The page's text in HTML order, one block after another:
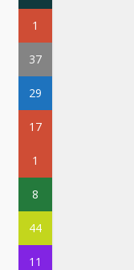
1
37
29
17
1
8
44
11